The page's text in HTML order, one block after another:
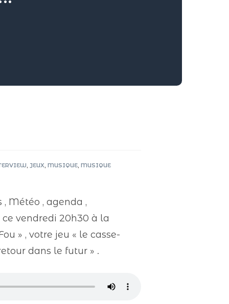
, JEUX, MUSIQUE, MUSIQUE
Météo , agenda ,
vendredi 20h30 à la
» , votre jeu « le casse-
dans le futur » .